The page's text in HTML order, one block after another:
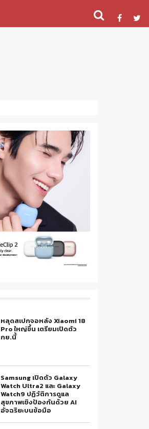
หลุดสเปกจอหลัง Xiaomi 18
Pro ใหญ่ขึ้น เตรียมเปิดตัว
กย.นี้
Samsung เปิดตัว Galaxy
Watch Ultra2 และ Galaxy
Watch9 ปฏิวัติการดูแล
สุขภาพเชิงป้องกันด้วย AI
อัจฉริยะบนข้อมือ